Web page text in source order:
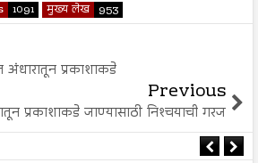
1091 मुख्य लेख 953
अंधारातून प्रकाशाकडे
Previous
प्रकाशाकडे जाण्यासाठी निश्‍चयाची गरज